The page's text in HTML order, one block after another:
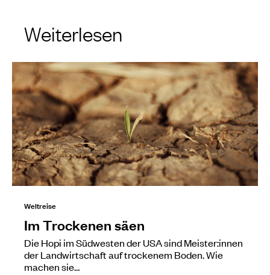
Weiterlesen
Weltreise
Im Trockenen säen
Die Hopi im Südwesten der USA sind Meister:innen
der Landwirtschaft auf trockenem Boden. Wie
machen sie…